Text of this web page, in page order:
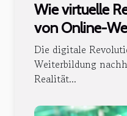
Wie virtuelle
von Online-
steigert
Die digitale
Weiterbildung
Realität...